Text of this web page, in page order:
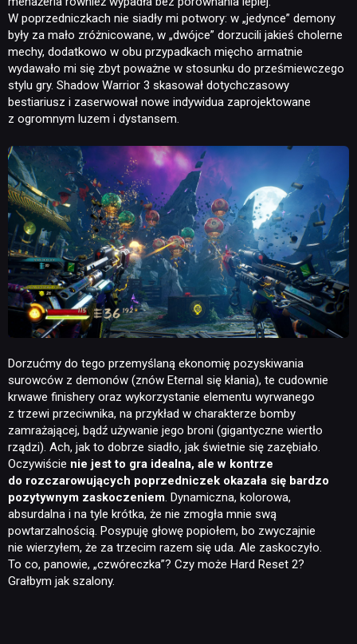
PUBLICYSTYKA
KULTURA
RETRO
TECHNOLOGIE
DYSKUSJE
JUŻ GRALIŚMY
SKLEP
W poprzedniczkach nie siadły mi potwory: w „jedynce” demony
były za mało zróżnicowane, w „dwójce” dorzucili jakieś cholerne
mechy, dodatkowo w obu przypadkach mięcho armatnie
wydawało mi się zbyt poważne w stosunku do prześmiewczego
stylu gry. Shadow Warrior 3 skasował dotychczasowy
bestiariusz i zaserwował nowe indywidua zaprojektowane
z ogromnym luzem i dystansem.
Dorzućmy do tego przemyślaną ekonomię pozyskiwania
surowców z demonów (znów Eternal się kłania), te cudownie
krwawe finishery oraz wykorzystanie elementu wyrwanego
z trzewi przeciwnika, na przykład w charakterze bomby
zamrażającej, bądź używanie jego broni (gigantyczne wiertło
rządzi). Ach, jak to dobrze siadło, jak świetnie się zazębiało.
Oczywiście nie jest to gra idealna, ale w kontrze
do rozczarowujących poprzedniczek okazała się bardzo
pozytywnym zaskoczeniem. Dynamiczna, kolorowa,
absurdalna i na tyle krótka, że nie zmogła mnie swą
powtarzalnością. Posypuję głowę popiołem, bo zwyczajnie
nie wierzyłem, że za trzecim razem się uda. Ale zaskoczyło.
To co, panowie, „czwóreczka”? Czy może Hard Reset 2?
Grałbym jak szalony.